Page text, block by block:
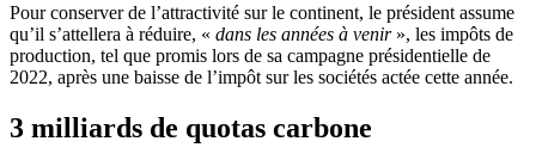
Pour conserver de l’attractivité sur le continent, le président assume
qu’il s’attellera à réduire, « dans les années à venir », les impôts de
production, tel que promis lors de sa campagne présidentielle de
2022, après une baisse de l’impôt sur les sociétés actée cette année.
3 milliards de quotas carbone